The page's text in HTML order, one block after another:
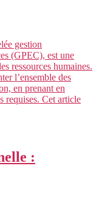
gestion
(GPEC), est une
ressources humaines.
l’ensemble des
en prenant en
requises. Cet article
: